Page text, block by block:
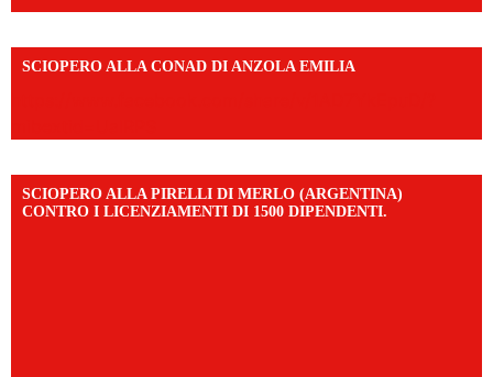
SCIOPERO ALLA CONAD DI ANZOLA EMILIA
SCIOPERO ALLA PIRELLI DI MERLO (ARGENTINA)
CONTRO I LICENZIAMENTI DI 1500 DIPENDENTI.